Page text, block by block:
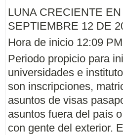
LUNA CRECIENTE
SEPTIEMBRE 12 DE
Hora de inicio 12:09
Periodo propicio para
universidades e
son inscripciones,
asuntos de visas
asuntos fuera del país
con gente del exterior.